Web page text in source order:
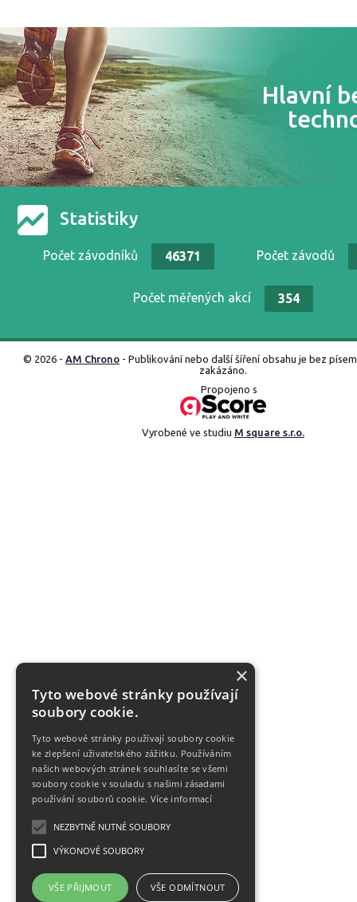
Hlavní
Statistiky
Počet závodníků 46371 Počet závodů
Počet měřených akcí 354
© 2026 - AM Chrono - Publikování nebo další šíření obsahu je bez
zakázáno.
Propojeno s
Vyrobené ve studiu M square s.r.o.
×
Tyto webové stránky používají
soubory cookie.
Tyto webové stránky používají soubory cookie
ke zlepšení uživatelského zážitku. Používáním
našich webových stránek souhlasíte se všemi
soubory cookie v souladu s našimi zásadami
používání souborů cookie. Více informací
NEZBYTNĚ NUTNÉ SOUBORY
VÝKONOVÉ SOUBORY
VŠE PŘIJMOUT VŠE ODMÍTNOUT